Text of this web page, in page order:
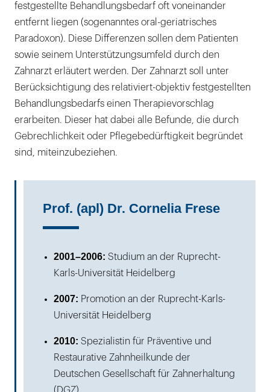
festgestellte Behandlungsbedarf oft vonein­ander
entfernt liegen (sogenanntes oral-geriatrisches
Paradoxon). Diese Differenzen sollen dem Patienten
sowie seinem Unterstützungsumfeld durch den
Zahnarzt erläutert werden. Der Zahnarzt soll unter
Berücksichtigung des relativiert-objektiv festgestellten
Behandlungsbedarfs einen Therapievorschlag
erarbeiten. Dieser hat dabei alle Befunde, die durch
Gebrechlichkeit oder Pflegebedürftigkeit begründet
sind, miteinzubeziehen.
Prof. (apl) Dr. Cornelia Frese
2001–2006: Studium an der Ruprecht-
Karls-Universität Heidelberg
2007: Promotion an der Ruprecht-Karls-
Universität Heidelberg
2010: Spezialistin für Präventive und
Restaurative Zahnheilkunde der
Deutschen Gesellschaft für Zahnerhaltung